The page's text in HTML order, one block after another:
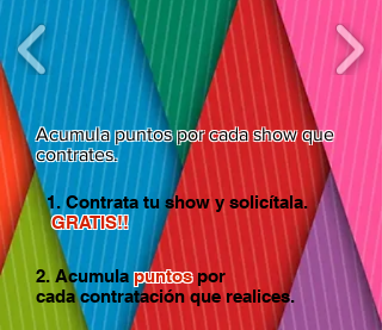
Acumula puntos por cada show que
contrates.
2. Acumulapuntos por
cadacontratación que realices.
1. Contrata tu show y solicítala.
GRATIS!!